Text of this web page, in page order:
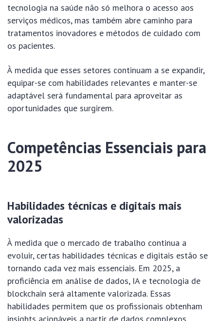
tecnologia na saúde não só melhora o acesso aos
serviços médicos, mas também abre caminho para
tratamentos inovadores e métodos de cuidado com
os pacientes.
À medida que esses setores continuam a se expandir,
equipar-se com habilidades relevantes e manter-se
adaptável será fundamental para aproveitar as
oportunidades que surgirem.
Competências Essenciais para
2025
Habilidades técnicas e digitais mais
valorizadas
À medida que o mercado de trabalho continua a
evoluir, certas habilidades técnicas e digitais estão se
tornando cada vez mais essenciais. Em 2025, a
proficiência em análise de dados, IA e tecnologia de
blockchain será altamente valorizada. Essas
habilidades permitem que os profissionais obtenham